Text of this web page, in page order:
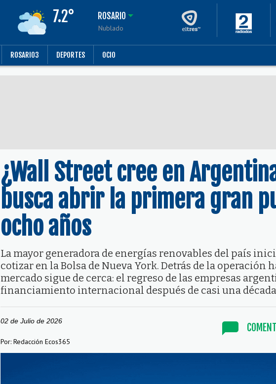
7.2° ROSARIO
Nublado
ROSARIO3 DEPORTES OCIO
¿Wall Street cree en
busca abrir la primera gran
ocho años
La mayor generadora de energías renovables del país
cotizar en la Bolsa de Nueva York. Detrás de la operación
mercado sigue de cerca: el regreso de las empresas
financiamiento internacional después de casi una década
02 de Julio de 2026
Por: Redacción Ecos365